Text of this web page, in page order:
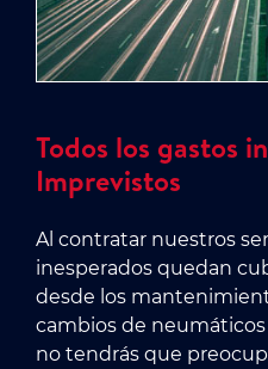
Todos los gastos
Imprevistos
Al contratar nuestros
inesperados quedan
desde los
cambios de
no tendrás que